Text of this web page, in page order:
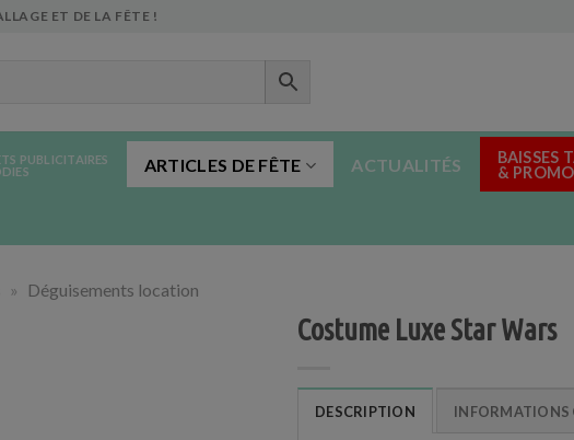
ET DE LA FÊTE !
PUBLICITAIRES
ARTICLES DE FÊTE ACTUALITÉS
BAISSES
&
» Déguisements location
Costume Luxe Star Wars
DESCRIPTION INFORMATIONS